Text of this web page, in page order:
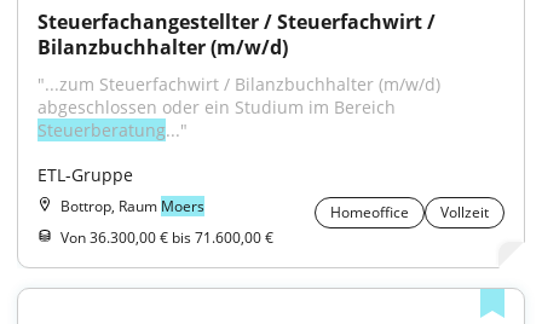
Steuerfachangestellter / Steuerfachwirt /
Bilanzbuchhalter (m/w/d)
"...zum Steuerfachwirt / Bilanzbuchhalter (m/w/d)
Steuerberatung..."
ETL-Gruppe
Bottrop, Raum Moers Homeoffice
Vollzeit
Von 36.300,00 € bis 71.600,00 €